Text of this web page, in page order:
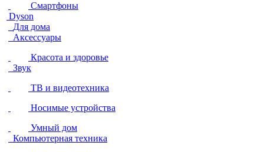
Смартфоны
Dyson
Для дома
Аксессуары
Красота и здоровье
Звук
ТВ и видеотехника
Носимые устройства
Умный дом
Компьютерная техника